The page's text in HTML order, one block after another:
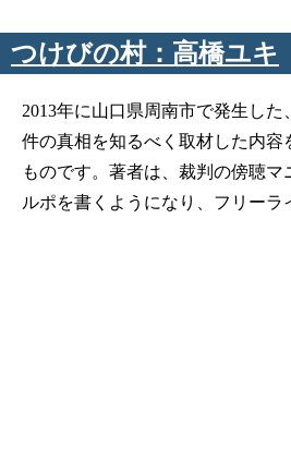
つけびの村：高橋ユキ
2013年に山口県周南市で発生し
件の真相を知るべく取材した内容
ものです。著者は、裁判の傍聴マ
ルポを書くようになり、フリー